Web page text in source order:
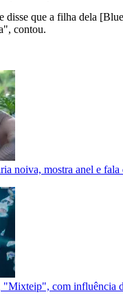
disse que a filha dela
contou.
noiva, mostra anel e fala
"Mixteip", com influência